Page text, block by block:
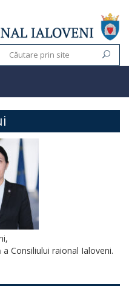
Consiliului raional Ialoveni.